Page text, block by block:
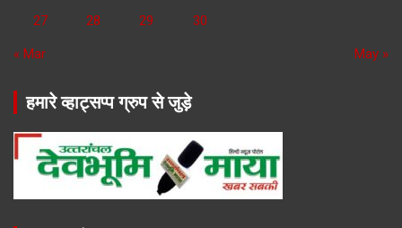
27 28 29 30
« Mar May »
हमारे व्हाट्सप्प ग्रुप से जुड़े